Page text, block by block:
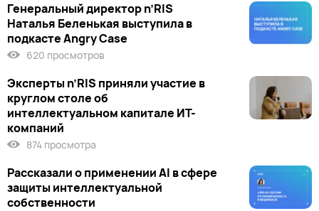
Генеральный директор n’RIS
Наталья Беленькая выступила в
подкасте Angry Case
620 просмотров
Эксперты n’RIS приняли участие в
круглом столе об
интеллектуальном капитале ИТ-
компаний
874 просмотра
Рассказали о применении AI в сфере
защиты интеллектуальной
собственности